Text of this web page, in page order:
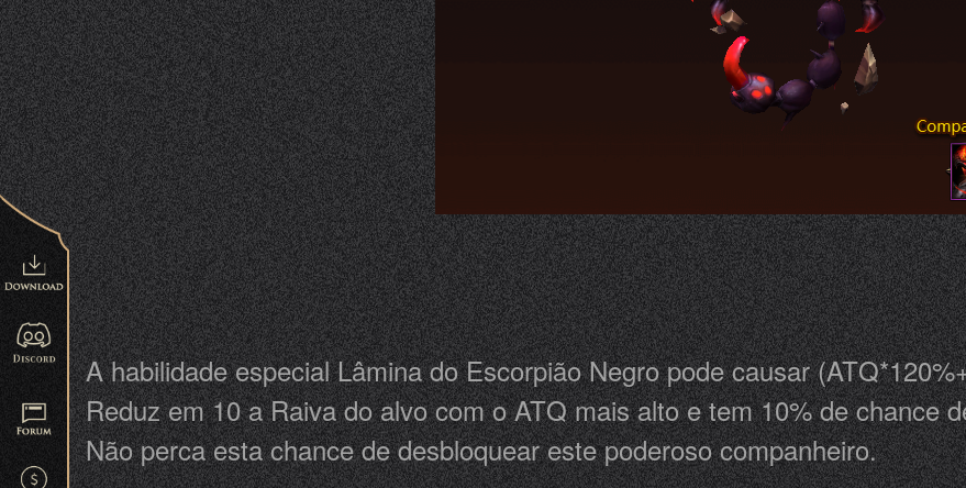
A habilidade especial Lâmina do Escorpião Negro pode causar
Reduz em 10 a Raiva do alvo com o ATQ mais alto e tem 10% de chance
Não perca esta chance de desbloquear este poderoso companheiro.